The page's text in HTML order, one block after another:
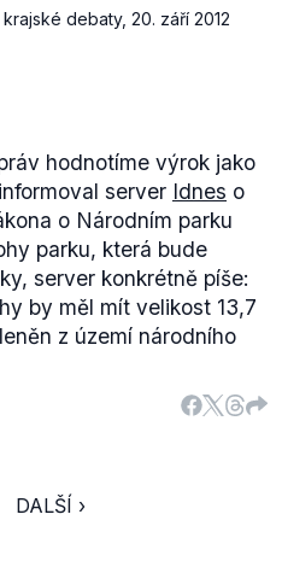
debaty, 20. září 2012
hodnotíme výrok jako
server Idnes o
o Národním parku
parku, která bude
server konkrétně píše:
by měl mít velikost 13,7
z území národního
DALŠÍ ›